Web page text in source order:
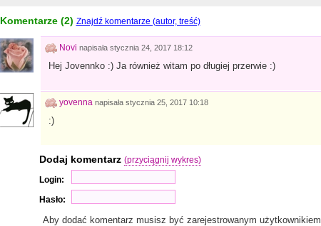
Komentarze (2) Znajdź komentarze (autor, treść)
Novi napisała stycznia 24, 2017 18:12
Hej Jovennko :) Ja również witam po długiej przerwie :)
yovenna napisała stycznia 25, 2017 10:18
:)
Dodaj komentarz (przyciągnij wykres)
Login:
Hasło:
Aby dodać komentarz musisz być zarejestrowanym użytkownikiem